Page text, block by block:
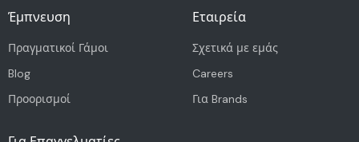
Έμπνευση
Πραγματικοί Γάμοι
Blog
Προορισμοί
Εταιρεία
Σχετικά με εμάς
Careers
Για Brands